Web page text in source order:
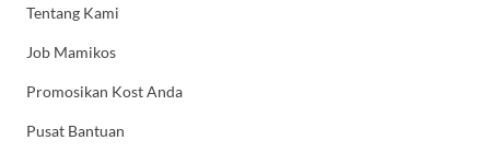
Tentang Kami
Job Mamikos
Promosikan Kost Anda
Pusat Bantuan